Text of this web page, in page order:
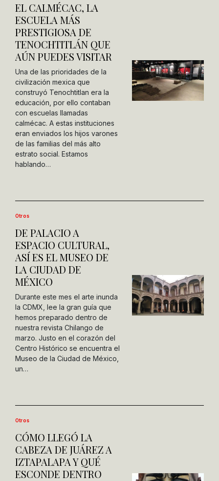
EL CALMÉCAC, LA
ESCUELA MÁS
PRESTIGIOSA DE
TENOCHTITLÁN QUE
AÚN PUEDES VISITAR
Una de las prioridades de la
civilización mexica que
construyó Tenochtitlan era la
educación, por ello contaban
con escuelas llamadas
calmécac. A estas instituciones
eran enviados los hijos varones
de las familias del más alto
estrato social. Estamos
hablando…
Otros
DE PALACIO A
ESPACIO CULTURAL,
ASÍ ES EL MUSEO DE
LA CIUDAD DE
MÉXICO
Durante este mes el arte inunda
la CDMX, lee la gran guía que
hemos preparado dentro de
nuestra revista Chilango de
marzo. Justo en el corazón del
Centro Histórico se encuentra el
Museo de la Ciudad de México,
un…
Otros
CÓMO LLEGÓ LA
CABEZA DE JUÁREZ A
IZTAPALAPA Y QUÉ
ESCONDE DENTRO